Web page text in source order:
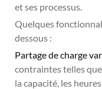
et ses processus.
Quelques
dessous :
Partage de charge
contraintes telles
la capacité, les